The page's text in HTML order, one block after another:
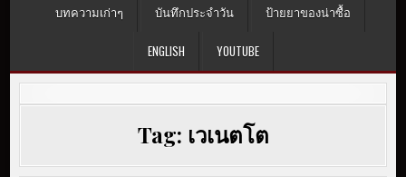
บทความเก่าๆ
บันทึกประจำวัน ป้ายยาของน่าซื้อ
ENGLISH YOUTUBE
Tag: เวเนตโต